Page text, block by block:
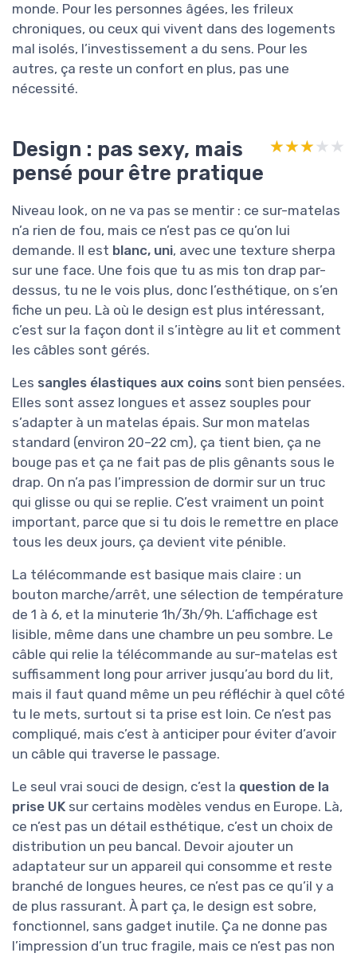
monde. Pour les personnes âgées, les frileux
chroniques, ou ceux qui vivent dans des logements
mal isolés, l’investissement a du sens. Pour les
autres, ça reste un confort en plus, pas une
nécessité.
Design : pas sexy, mais
pensé pour être pratique
★★★★★
★★★★★
Niveau look, on ne va pas se mentir : ce sur-matelas
n’a rien de fou, mais ce n’est pas ce qu’on lui
demande. Il est blanc, uni, avec une texture sherpa
sur une face. Une fois que tu as mis ton drap par-
dessus, tu ne le vois plus, donc l’esthétique, on s’en
fiche un peu. Là où le design est plus intéressant,
c’est sur la façon dont il s’intègre au lit et comment
les câbles sont gérés.
Les sangles élastiques aux coins sont bien pensées.
Elles sont assez longues et assez souples pour
s’adapter à un matelas épais. Sur mon matelas
standard (environ 20–22 cm), ça tient bien, ça ne
bouge pas et ça ne fait pas de plis gênants sous le
drap. On n’a pas l’impression de dormir sur un truc
qui glisse ou qui se replie. C’est vraiment un point
important, parce que si tu dois le remettre en place
tous les deux jours, ça devient vite pénible.
La télécommande est basique mais claire : un
bouton marche/arrêt, une sélection de température
de 1 à 6, et la minuterie 1h/3h/9h. L’affichage est
lisible, même dans une chambre un peu sombre. Le
câble qui relie la télécommande au sur-matelas est
suffisamment long pour arriver jusqu’au bord du lit,
mais il faut quand même un peu réfléchir à quel côté
tu le mets, surtout si ta prise est loin. Ce n’est pas
compliqué, mais c’est à anticiper pour éviter d’avoir
un câble qui traverse le passage.
Le seul vrai souci de design, c’est la question de la
prise UK sur certains modèles vendus en Europe. Là,
ce n’est pas un détail esthétique, c’est un choix de
distribution un peu bancal. Devoir ajouter un
adaptateur sur un appareil qui consomme et reste
branché de longues heures, ce n’est pas ce qu’il y a
de plus rassurant. À part ça, le design est sobre,
fonctionnel, sans gadget inutile. Ça ne donne pas
l’impression d’un truc fragile, mais ce n’est pas non